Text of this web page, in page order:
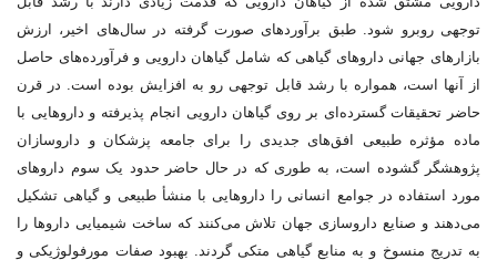
توجهی روبرو شود. طبق برآوردهای صورت گرفته در سال‌های اخیر، ارزش
بازارهای جهانی داروهای گیاهی که شامل گیاهان دارویی و فرآورده‌های حاصل
از آنها است، همواره با رشد قابل توجهی رو به افزایش بوده است. در قرن
حاضر تحقیقات گسترده‌ای بر روی گیاهان دارویی انجام پذیرفته و داروهایی با
ماده مؤثره طبیعی افق‌های جدیدی را برای جامعه پزشکان و داروسازان
پژوهشگر گشوده است، به طوری که در حال حاضر حدود یک سوم داروهای
مورد استفاده در جوامع انسانی را داروهایی با منشأ طبیعی و گیاهی تشکیل
می‌دهند و صنایع داروسازی جهان تلاش می‌کنند که ساخت شیمیایی داروها را
به تدریج منسوخ و به منابع گیاهی متکی گردند. بهبود صفات مورفولوژیکی و